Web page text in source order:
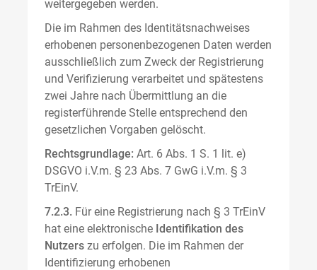
weitergegeben werden.
Die im Rahmen des Identitätsnachweises
erhobenen personenbezogenen Daten werden
ausschließlich zum Zweck der Registrierung
und Verifizierung verarbeitet und spätestens
zwei Jahre nach Übermittlung an die
registerführende Stelle entsprechend den
gesetzlichen Vorgaben gelöscht.
Rechtsgrundlage: Art. 6 Abs. 1 S. 1 lit. e)
DSGVO i.V.m. § 23 Abs. 7 GwG i.V.m. § 3
TrEinV.
7.2.3. Für eine Registrierung nach § 3 TrEinV
hat eine elektronische Identifikation des
Nutzers zu erfolgen. Die im Rahmen der
Identifizierung erhobenen